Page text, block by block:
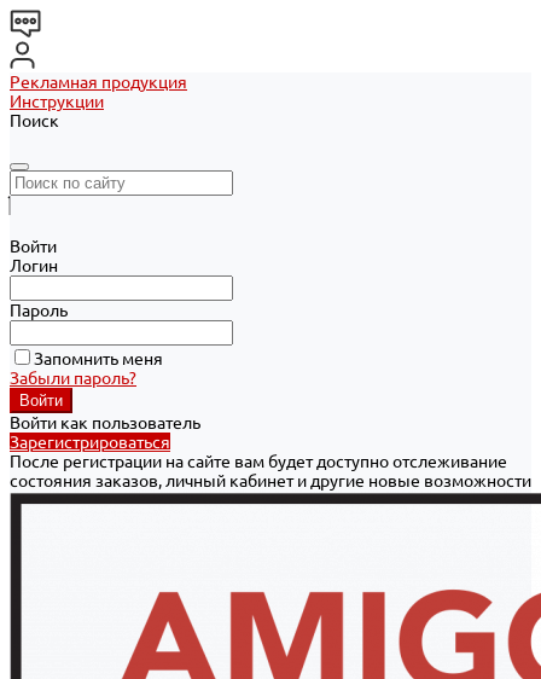
Рекламная продукция
Инструкции
Поиск
Войти
Логин
Пароль
Запомнить меня
Забыли пароль?
Войти как пользователь
Зарегистрироваться
После регистрации на сайте вам будет доступно отслеживание
состояния заказов, личный кабинет и другие новые возможности